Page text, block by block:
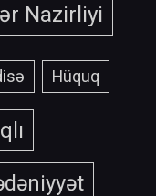
Nazirliyi
Hüquq